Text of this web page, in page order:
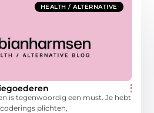
HEALTH / ALTERNATIVE
is tegenwoordig een must. Je hebt
plichten,